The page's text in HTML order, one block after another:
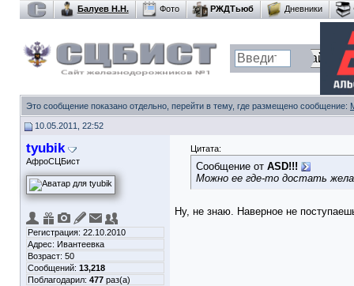
Балуев Н.Н. Фото РЖДТьюб Дневники
Это сообщение показано отдельно, перейти в тему, где размещено сообщение:
10.05.2011, 22:52
tyubik
АфроСЦБист
Регистрация: 22.10.2010
Адрес: Ивантеевка
Возраст: 50
Сообщений: 13,218
Поблагодарил: 477 раз(а)
Цитата:
Сообщение от ASD!!!
Можно ее где-то достать
Ну, не знаю. Наверное не